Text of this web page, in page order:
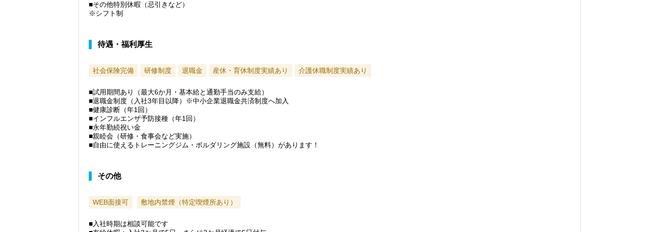
■その他特別休暇（忌引きなど）
※シフト制
待遇・福利厚生
社会保険完備 研修制度 退職金 産休・育休制度実績あり 介護休職制度実績あり
■試用期間あり（最大6か月・基本給と通勤手当のみ支給）
■退職金制度（入社3年目以降）※中小企業退職金共済制度へ加入
■健康診断（年1回）
■インフルエンザ予防接種（年1回）
■永年勤続祝い金
■親睦会（研修・食事会など実施）
■自由に使えるトレーニングジム・ボルダリング施設（無料）があります！
その他
WEB面接可 敷地内禁煙（特定喫煙所あり）
■入社時期は相談可能です